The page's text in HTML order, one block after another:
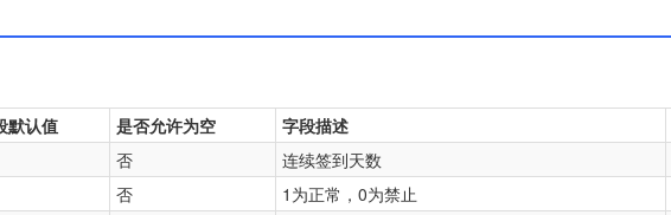
默认值 是否允许为空 字段描述
否 连续签到天数
否 1为正常，0为禁止